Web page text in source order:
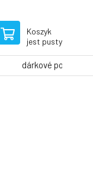
Koszyk
jest pusty
dárkové poukazy